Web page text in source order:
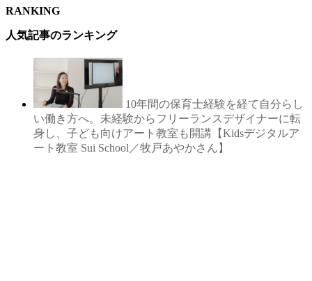
RANKING
人気記事のランキング
10年間の保育士経験を経て自分らし
い働き方へ。未経験からフリーランスデザイナーに転
身し、子ども向けアート教室も開講【Kidsデジタルア
ート教室 Sui School／牧戸あやかさん】